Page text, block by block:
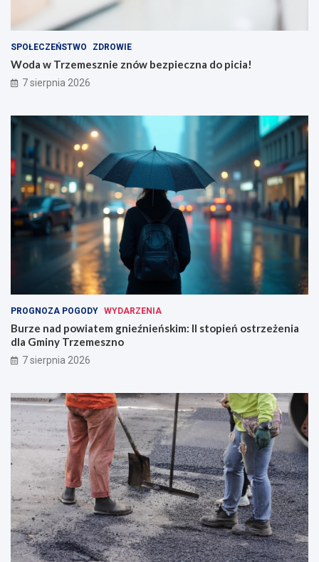
SPOŁECZEŃSTWO ZDROWIE
Woda w Trzemesznie znów bezpieczna do picia!
7 sierpnia 2026
PROGNOZA POGODY WYDARZENIA
Burze nad powiatem gnieźnieńskim: II stopień ostrzeżenia
dla Gminy Trzemeszno
7 sierpnia 2026